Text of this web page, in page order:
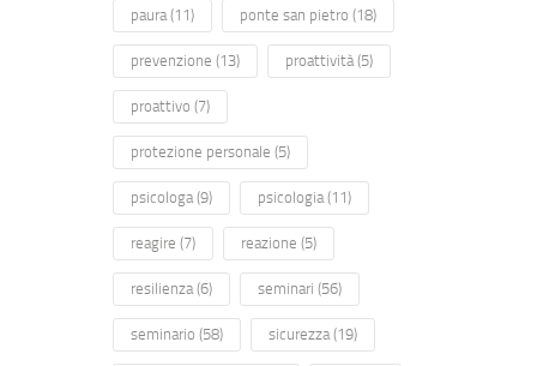
paura(11) ponte san pietro (18)
prevenzione (13) proattività(5)
proattivo (7)
protezione personale (5)
psicologa(9) psicologia(11)
reagire (7) reazione (5)
resilienza(6) seminari (56)
seminario (58) sicurezza(19)